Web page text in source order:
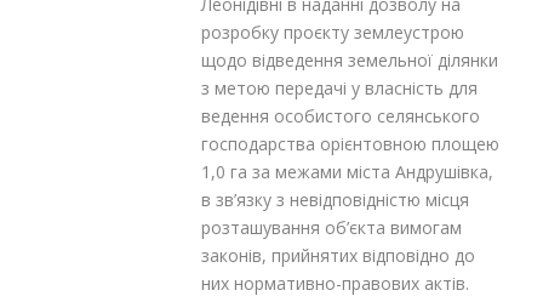
розробку проєкту землеустрою
щодо відведення земельної ділянки
з метою передачі у власність для
ведення особистого селянського
господарства орієнтовною площею
1,0 га за межами міста Андрушівка,
в зв’язку з невідповідністю місця
розташування об’єкта вимогам
законів, прийнятих відповідно до
них нормативно-правових актів.